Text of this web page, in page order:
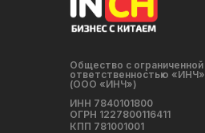
ОГРН 1227800116411
КПП 781001001
Общество с ограниченной
ответственностью «ИНЧ»
(ООО «ИНЧ»)
ИНН 7840101800